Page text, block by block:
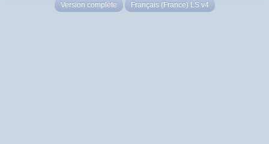
Version complète Français (France) LS v4